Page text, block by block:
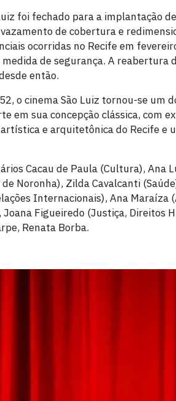
foi fechado para a implantação
de cobertura e
ocorridas no Recife em
de segurança. A reabertura
então.
o cinema São Luiz tornou-se um
em sua concepção clássica, com
e arquitetônica do Recife e
Cacau de Paula (Cultura), Ana
Noronha), Zilda Cavalcanti
Internacionais), Ana Maraíza
Figueiredo (Justiça, Direitos
Renata Borba.